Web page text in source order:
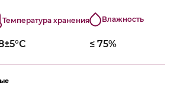
Температура хранения Влажность
≤ 75%